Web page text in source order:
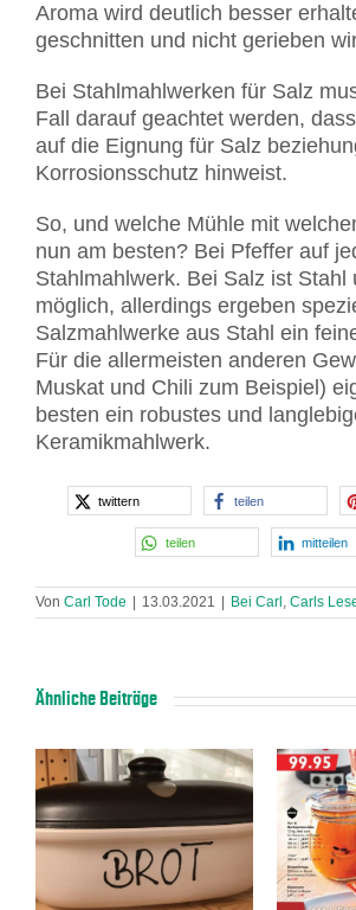
Aroma wird deutlich besser
geschnitten und nicht gerieben
Bei Stahlmahlwerken für Salz
Fall darauf geachtet werden,
auf die Eignung für Salz
Korrosionsschutz hinweist.
So, und welche Mühle mit
nun am besten? Bei Pfeffer auf
Stahlmahlwerk. Bei Salz ist Stahl
möglich, allerdings ergeben
Salzmahlwerke aus Stahl ein
Für die allermeisten anderen
Muskat und Chili zum Beispiel)
besten ein robustes und
Keramikmahlwerk.
twittern teilen
teilen mitteilen
Von Carl Tode 13.03.2021 Bei Carl , Carls
Ähnliche Beiträge